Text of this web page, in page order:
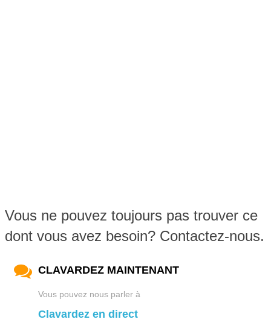
Vous ne pouvez toujours pas trouver ce
dont vous avez besoin? Contactez-nous.
CLAVARDEZ MAINTENANT
Vous pouvez nous parler à
Clavardez en direct